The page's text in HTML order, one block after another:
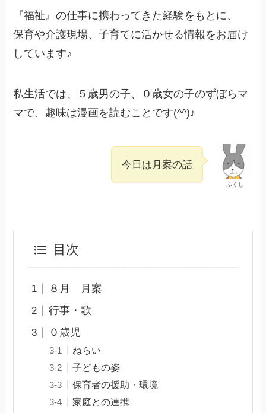
『福祉』の仕事に携わってきた経験をもとに、
保育や介護現場、子育てに活かせる情報をお届け
しています♪
私生活では、５歳男の子、０歳女の子のずぼらマ
マで、趣味は漫画を読むことです(^^)♪
ふくし
今日は月案の話
目次
８月 月案
行事・歌
０歳児
ねらい
子どもの姿
保育者の援助・環境
家庭との連携